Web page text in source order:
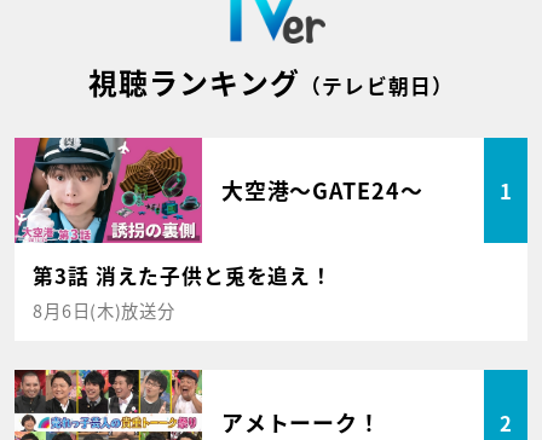
視聴ランキング （テレビ朝日）
大空港～GATE24～ 1
第3話 消えた子供と兎を追え！
8月6日(木)放送分
アメトーーク！ 2